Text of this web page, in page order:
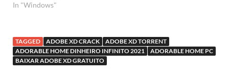
In "Windows"
TAGGED ADOBE XD CRACK
ADOBE XD TORRENT
ADORABLE HOME DINHEIRO INFINITO 2021
ADORABLE HOME PC
BAIXAR ADOBE XD GRATUITO